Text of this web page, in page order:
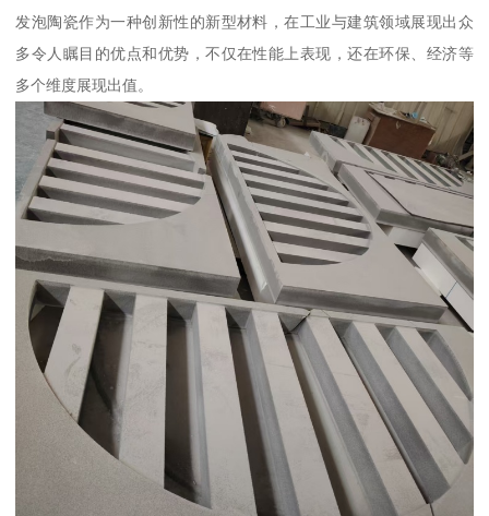
发泡陶瓷作为一种创新性的新型材料，在工业与建筑领域展现出众
多令人瞩目的优点和优势，不仅在性能上表现，还在环保、经济等
多个维度展现出值。